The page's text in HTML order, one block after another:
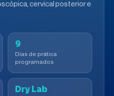
cervical posterior e
9
Dias de prática
programados
Dry Lab